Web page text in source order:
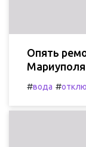
Опять
Мариуполя
#вода #